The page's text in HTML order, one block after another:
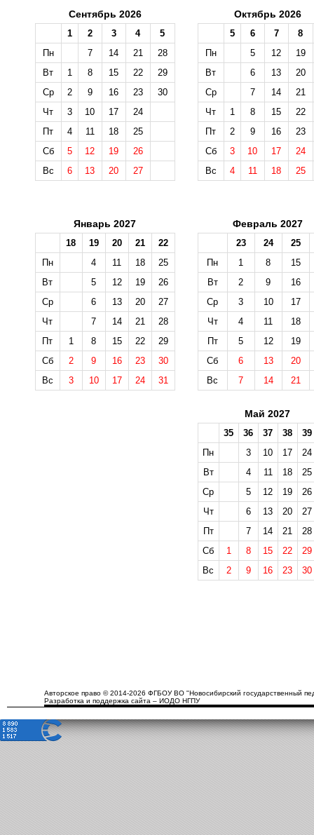
Сентябрь 2026
1 2 3 4
5
Пн
7 14 21
28
Вт
1 8 15 22
29
Ср
2 9 16 23
30
Чт
3 10 17
24
Пт
4 11 18
25
Сб
5 12 19
26
Вс
6 13 20 27
Октябрь 2026
5 6 7
8
Пн
5 12
19
Вт
6 13
20
Ср
7 14
21
Чт
1 8 15
22
Пт
2 9 16
23
Сб
3 10 17
24
Вс
4 11 18 25
Январь 2027
18 19 20 21
22
Пн
4 11 18
25
Вт
5 12 19
26
Ср
6 13 20
27
Чт
7 14 21
28
Пт
1 8 15 22
29
Сб
2 9 16 23
30
Вс
3 10 17 24 31
Февраль 2027
23 24
25
Пн
1 8
15
Вт
2 9
16
Ср
3 10
17
Чт
4 11
18
Пт
5 12
19
Сб
6 13
20
Вс
7 14 21
Май 2027
35 36 37 38
39
Пн
3 10 17
24
Вт
4 11 18
25
Ср
5 12 19
26
Чт
6 13 20
27
Пт
7 14 21
28
Сб
1 8 15 22
29
Вс
2 9 16 23 30
Авторское право © 2014-2026 ФГБОУ ВО "Новосибирский государственный
Разработка и поддержка сайта – ИОДО НГПУ